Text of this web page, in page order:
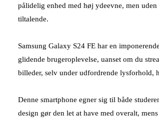
pålidelig enhed med høj ydeevne, men
tiltalende.
Samsung Galaxy S24 FE har en
glidende brugeroplevelse, uanset om du
billeder, selv under udfordrende lysforhold,
Denne smartphone egner sig til både
design gør den let at have med overalt,